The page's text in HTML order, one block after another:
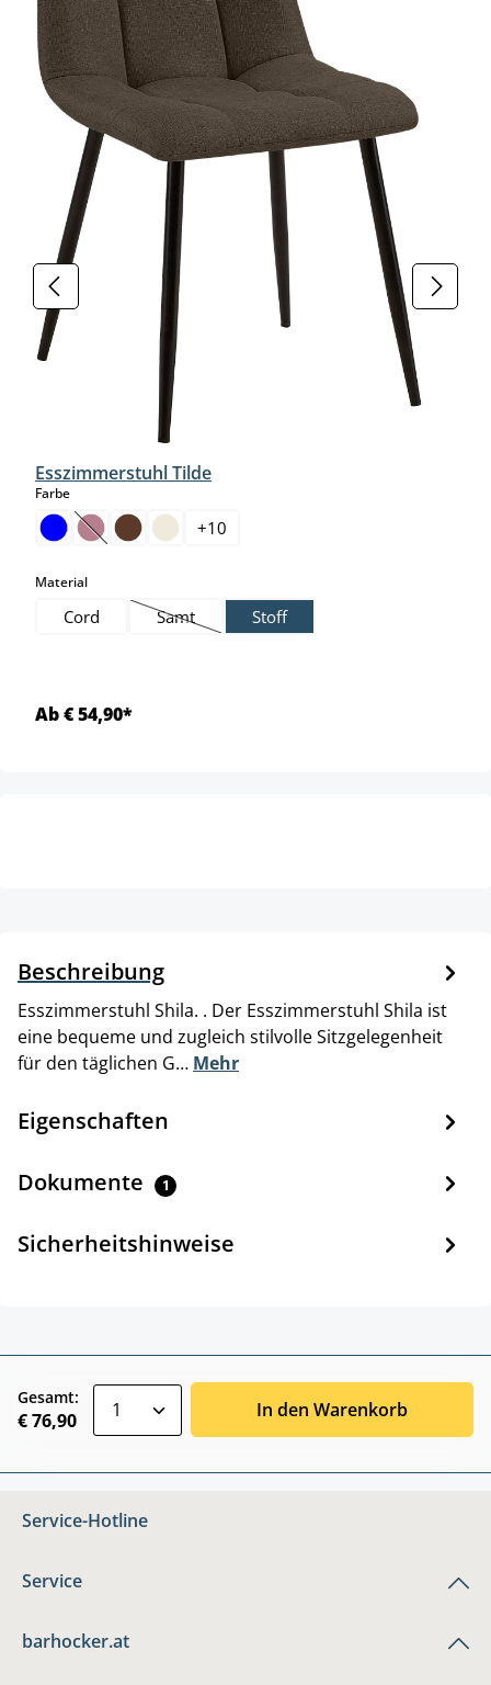
Esszimmerstuhl Tilde
Farbeauswählen
(Diese Option ist zurzeit nicht verfügbar.)
+10
Materialauswählen
Cord Samt
(Diese Option ist zurzeit nicht verfügbar.)
Stoff
Ab € 54,90*
Beschreibung
Esszimmerstuhl Shila. . Der Esszimmerstuhl Shila ist
eine bequeme und zugleich stilvolle Sitzgelegenheit
für den täglichen G… Mehr
Eigenschaften
Dokumente 1
Sicherheitshinweise
Gesamt:
€ 76,90 In den Warenkorb
Service-Hotline
Service
barhocker.at